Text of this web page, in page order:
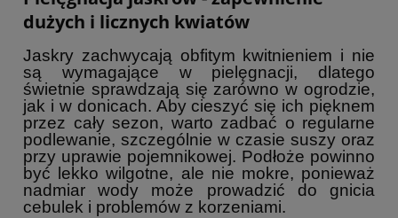
dużych i licznych kwiatów
Jaskry zachwycają obfitym kwitnieniem i nie
są wymagające w pielęgnacji, dlatego
świetnie sprawdzają się zarówno w ogrodzie,
jak i w donicach. Aby cieszyć się ich pięknem
przez cały sezon, warto zadbać o regularne
podlewanie, szczególnie w czasie suszy oraz
przy uprawie pojemnikowej. Podłoże powinno
być lekko wilgotne, ale nie mokre, ponieważ
nadmiar wody może prowadzić do gnicia
cebulek i problemów z korzeniami.